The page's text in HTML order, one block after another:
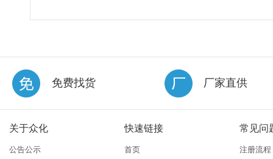
免费找货 厂家直供
关于众化
公告公示
快速链接
首页
常见问
注册流程